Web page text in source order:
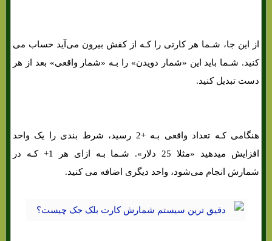
از این جا، شـما هر کارتی را کـه از کفش بیرون می‌آید حساب می
کنید. شـما باید این «شمار دویدن» را بـه «شمار واقعی» بعد از هر
دست تبدیل کنید.
هنگامی کـه تعداد واقعی بـه +2 رسید، شرط بندی را یک واحد
افزایش میدهید «مثلا 25 دلار». شـما بـه ازای هر 1+ کـه در
شمارش انجام می‌شود، واحد دیگری اضافه می کنید.